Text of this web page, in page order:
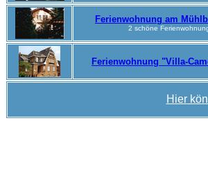
Ferienwohnung am
2 schöne
Ferienwohnung "Villa-
Hier